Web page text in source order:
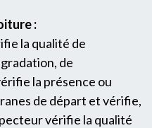
:
la qualité de
de
la présence ou
de départ et vérifie,
vérifie la qualité